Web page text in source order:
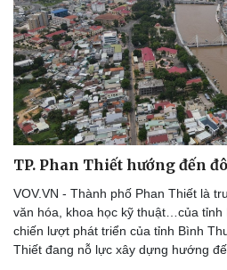
TP. Phan Thiết hướng đến
VOV.VN - Thành phố Phan Thiết là
văn hóa, khoa học kỹ thuật…của
chiến lượt phát triển của tỉnh Bình
Thiết đang nỗ lực xây dựng hướng